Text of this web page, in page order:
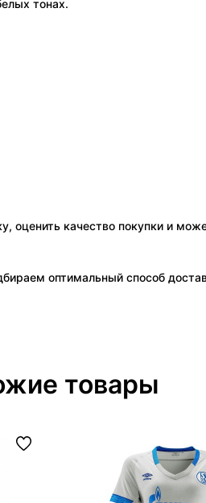
тонах.
оценить качество покупки и
оптимальный способ
товары